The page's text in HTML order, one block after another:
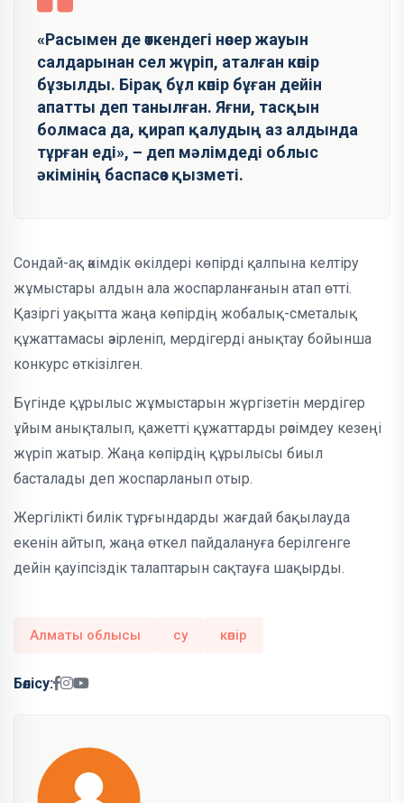
«Расымен де өткендегі нөсер жауын
салдарынан сел жүріп, аталған көпір
бұзылды. Бірақ бұл көпір бұған дейін
апатты деп танылған. Яғни, тасқын
болмаса да, қирап қалудың аз алдында
тұрған еді», – деп мәлімдеді облыс
әкімінің баспасөз қызметі.
Сондай-ақ әкімдік өкілдері көпірді қалпына келтіру
жұмыстары алдын ала жоспарланғанын атап өтті.
Қазіргі уақытта жаңа көпірдің жобалық-сметалық
құжаттамасы әзірленіп, мердігерді анықтау бойынша
конкурс өткізілген.
Бүгінде құрылыс жұмыстарын жүргізетін мердігер
ұйым анықталып, қажетті құжаттарды рәсімдеу кезеңі
жүріп жатыр. Жаңа көпірдің құрылысы биыл
басталады деп жоспарланып отыр.
Жергілікті билік тұрғындарды жағдай бақылауда
екенін айтып, жаңа өткел пайдалануға берілгенге
дейін қауіпсіздік талаптарын сақтауға шақырды.
Алматы облысы су көпір
Бөлісу: